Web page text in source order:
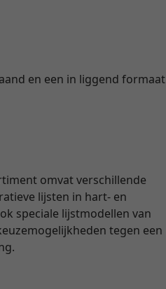
en een in liggend formaat
omvat verschillende
lijsten in hart- en
speciale lijstmodellen van
tegen een